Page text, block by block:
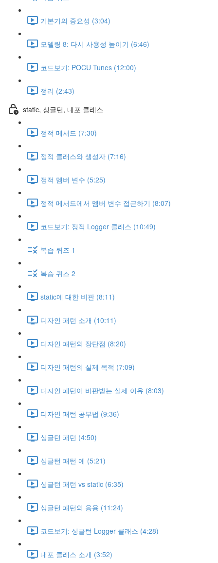
기본기의 중요성 (3:04)
모델링 8: 다시 사용성 높이기 (6:46)
코드보기: POCU Tunes (12:00)
정리 (2:43)
static, 싱글턴, 내포 클래스
정적 메서드 (7:30)
정적 클래스와 생성자 (7:16)
정적 멤버 변수 (5:25)
정적 메서드에서 멤버 변수 접근하기 (8:07)
코드보기: 정적 Logger 클래스 (10:49)
복습 퀴즈 1
복습 퀴즈 2
static에 대한 비판 (8:11)
디자인 패턴 소개 (10:11)
디자인 패턴의 장단점 (8:20)
디자인 패턴의 실제 목적 (7:09)
디자인 패턴이 비판받는 실제 이유 (8:03)
디자인 패턴 공부법 (9:36)
싱글턴 패턴 (4:50)
싱글턴 패턴 예 (5:21)
싱글턴 패턴 vs static (6:35)
싱글턴 패턴의 응용 (11:24)
코드보기: 싱글턴 Logger 클래스 (4:28)
내포 클래스 소개 (3:52)